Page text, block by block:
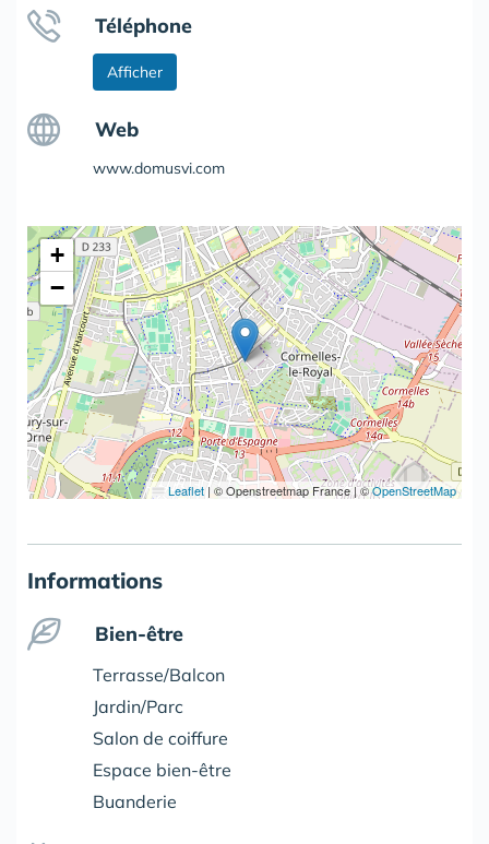
Téléphone
Afficher
Web
www.domusvi.com
+
−
Leaflet | © Openstreetmap France | ©OpenStreetMap
Informations
Bien-être
Terrasse/Balcon
Jardin/Parc
Salon de coiffure
Espace bien-être
Buanderie